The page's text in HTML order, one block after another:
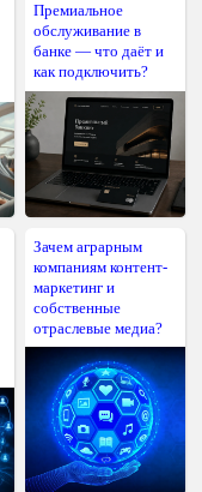
Премиальное
обслуживание в
банке — что даёт и
как подключить?
Зачем аграрным
компаниям контент-
маркетинг и
собственные
отраслевые медиа?